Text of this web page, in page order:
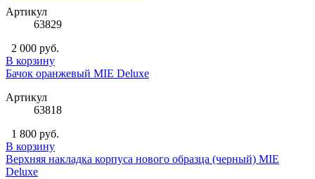
Артикул
63829
2 000 руб.
В корзину
Бачок оранжевый MIE Deluxe
Артикул
63818
1 800 руб.
В корзину
Верхняя накладка корпуса нового образца (черный) MIE
Deluxe